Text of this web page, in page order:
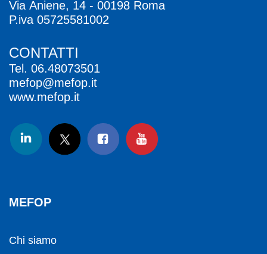
Via Aniene, 14 - 00198 Roma
P.iva 05725581002
CONTATTI
Tel. 06.48073501
mefop@mefop.it
www.mefop.it
MEFOP
Chi siamo